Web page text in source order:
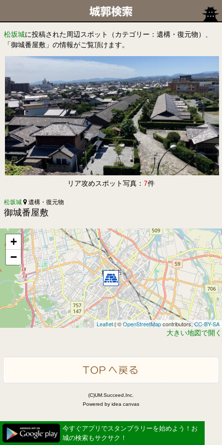
松坂城に投稿された周辺スポット（カテゴリー：遺構・復元物）、
「御城番屋敷」の情報がご覧頂けます。
リア攻めスポット写真： 7件
松坂城 遺構・復元物
御城番屋敷
+
−
Leaflet| ©OpenStreetMapcontributors,CC-BY-SA
大きい地図で開く
(C)UM.Succeed,Inc.
Powered by idea canvas
今すぐアプリでスタンプラリーを始めよう！お
城の検索もサクサク！